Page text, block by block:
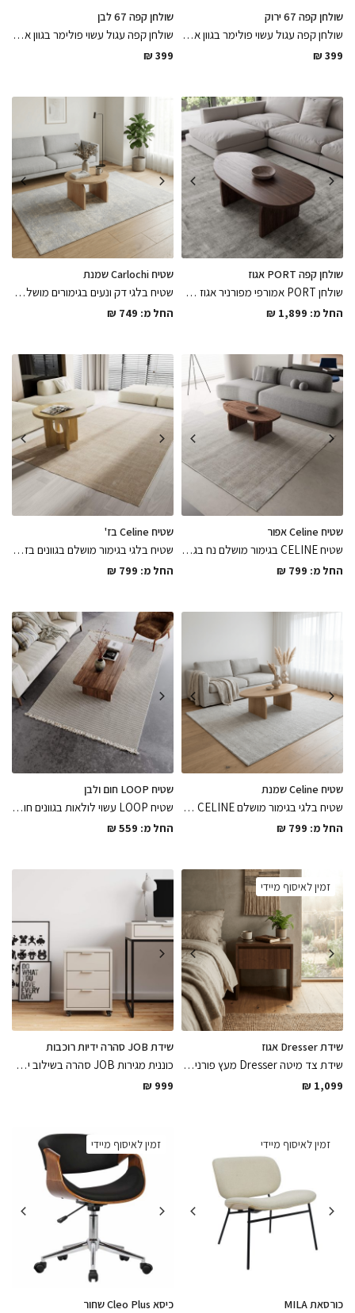
שולחן קפה 67 ירוק
שולחן קפה עגול עשוי פולימר בגוון אפור מיועד למרפסת / לגינה עמיד לתנאי חוץ בגימורים מושלמים בגוון ירוק מרענן
₪ 399
שולחן קפה 67 לבן
שולחן קפה עגול עשוי פולימר בגוון אפור מיועד למרפסת / לגינה עמיד לתנאי חוץ בגימורים מושלמים בצבע לבן
₪ 399
שולחן קפה PORT אגוז
שולחן PORT אמורפי מפורניר אגוז אמריקאי צבוע בלכה מט בשילוב רגליים מעוגלות בחיתוך CNC במגוון מידות לבחירה
החל מ: ₪ 1,899
שטיח Carlochi שמנת
שטיח בלגי דק ונעים בגימורים מושלמים בגוון שמנת קל ופרקטי לניקיון במגוון רחב של מידות לבחירה
החל מ: ₪ 749
שטיח Celine אפור
שטיח CELINE בגימור מושלם נח בגוון אפור במגוון מידות לבחירה רך ונעים למגע קל ופרקטי לניקיון, פיס מושלם שיכניס חמימות ונוחות לחלל
החל מ: ₪ 799
שטיח Celine בז'
שטיח בלגי בגימור מושלם בגוונים בז / סהרה במגוון מידות לבחירה רך ונעים למגע קל ופרקטי לניקיון, יוקרתי נעים לשדרוג החלל
החל מ: ₪ 799
שטיח Celine שמנת
שטיח בלגי בגימור מושלם CELINE בגוון לבן קרם שמנת במגוון מידות לבחירה רך ונעים למגע, השטיח שיחמם את החלל ויסגור את הלוק הסופי
החל מ: ₪ 799
שטיח LOOP חום ולבן
שטיח LOOP עשוי לולאות בגוונים חום ולבן עם פרנזים רך ונעים למגע קל ופרקטי לניקיון במגוון גדלים לבחירה, שטיח שיכניס חמימות נעימה לחלל
החל מ: ₪ 559
זמין לאיסוף מיידי
שידת Dresser אגוז
שידת צד מיטה Dresser מעץ פורניר אגוז אמריקאי בצבע אפוקסי לכה מט , עם מגירה שליפה מלאה וטריקה שקטה בגימור מושלם
₪ 1,099
שידת JOB סהרה ידיות רוכבות
כוננית מגירות JOB סהרה בשילוב ידיות רוכבות גוון קשמיר בגימור מושלם לאחסון נוח מתחת לשולחן העבודה
₪ 999
זמין לאיסוף מיידי
כורסאת MILA
זמין לאיסוף מיידי
כיסא Cleo Plus שחור